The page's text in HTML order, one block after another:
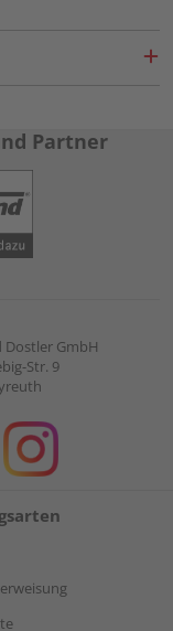
Partner
Dostler GmbH
Str. 9